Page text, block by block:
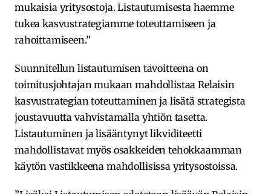
mukaisia yritysostoja. Listautumisesta haemme
tukea kasvustrategiamme toteuttamiseen ja
rahoittamiseen.”
Suunnitellun listautumisen tavoitteena on
toimitusjohtajan mukaan mahdollistaa Relaisin
kasvustrategian toteuttaminen ja lisätä strategista
joustavuutta vahvistamalla yhtiön tasetta.
Listautuminen ja lisääntynyt likviditeetti
mahdollistavat myös osakkeiden tehokkaamman
käytön vastikkeena mahdollisissa yritysostoissa.